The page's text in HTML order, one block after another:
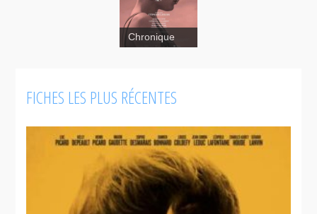
Chronique
FICHES LES PLUS RÉCENTES